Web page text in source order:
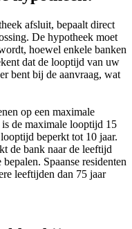
afsluit, bepaalt direct
De hypotheek moet
hoewel enkele banken
dat de looptijd van uw
bent bij de aanvraag, wat
op een maximale
de maximale looptijd 15
beperkt tot 10 jaar.
de bank naar de leeftijd
Spaanse residenten
leeftijden dan 75 jaar